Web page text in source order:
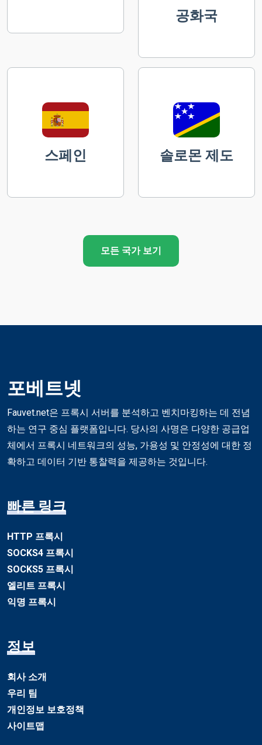
공화국
스페인 솔로몬 제도
모든 국가 보기
포베트넷
Fauvet.net은 프록시 서버를 분석하고 벤치마킹하는 데 전념
하는 연구 중심 플랫폼입니다. 당사의 사명은 다양한 공급업
체에서 프록시 네트워크의 성능, 가용성 및 안정성에 대한 정
확하고 데이터 기반 통찰력을 제공하는 것입니다.
빠른 링크
HTTP 프록시
SOCKS4 프록시
SOCKS5 프록시
엘리트 프록시
익명 프록시
정보
회사 소개
우리 팀
개인정보 보호정책
사이트맵